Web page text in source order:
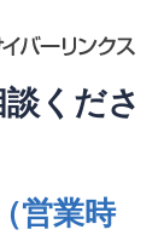
くださ
営業時